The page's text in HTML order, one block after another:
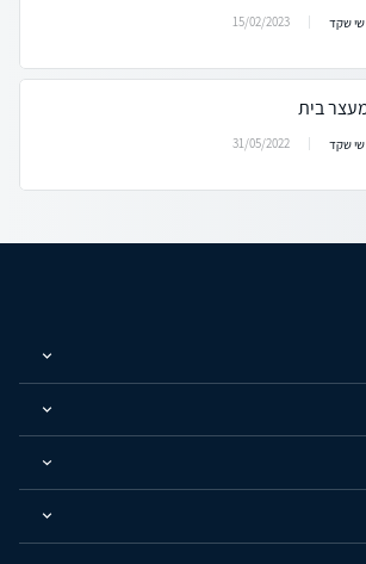
שי שקד 15/02/2023
בית
שי שקד 31/05/2022